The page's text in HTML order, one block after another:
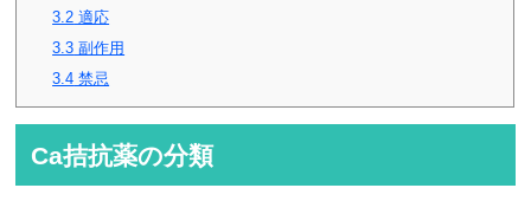
3.2 適応
3.3 副作用
3.4 禁忌
Ca拮抗薬の分類